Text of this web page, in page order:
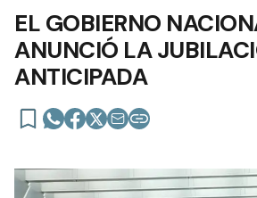
EL GOBIERNO
ANUNCIÓ LA
ANTICIPADA